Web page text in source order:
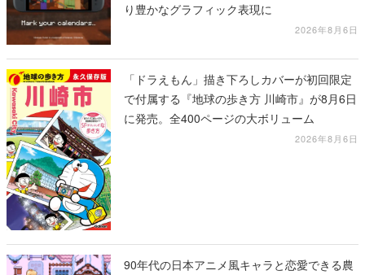
り豊かなグラフィック表現に
2026年8月6日
「ドラえもん」描き下ろしカバーが初回限定
で付属する『地球の歩き方 川崎市』が8月6日
に発売。全400ページの大ボリューム
2026年8月6日
90年代の日本アニメ風キャラと恋愛できる農